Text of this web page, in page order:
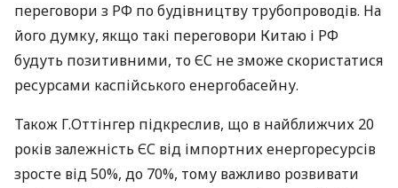
переговори з РФ по будівництву трубопроводів. На
його думку, якщо такі переговори Китаю і РФ
будуть позитивними, то ЄС не зможе скористатися
ресурсами каспійського енергобасейну.
Також Г.Оттінгер підкреслив, що в найближчих 20
років залежність ЄС від імпортних енергоресурсів
зросте від 50%, до 70%, тому важливо розвивати